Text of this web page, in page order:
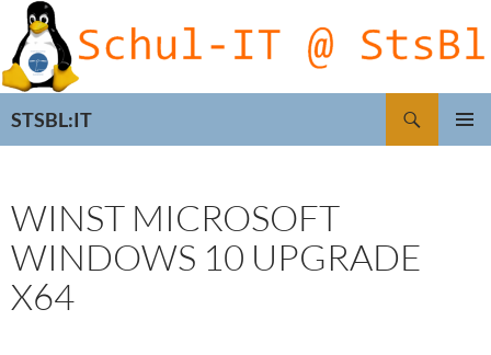
Zum
Inhalt
springen
STSBL:IT
WINST MICROSOFT
WINDOWS 10 UPGRADE
X64